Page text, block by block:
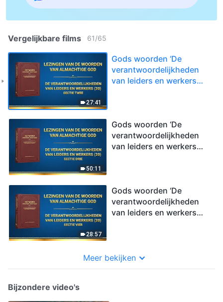
Vergelijkbare films 61/65
27:41
Gods woorden ‘De
verantwoordelijkheden
van leiders en werkers
50:11
Gods woorden ‘De
verantwoordelijkheden
van leiders en werkers
28:57
Gods woorden ‘De
verantwoordelijkheden
van leiders en werkers
Meer bekijken
Bijzondere video's